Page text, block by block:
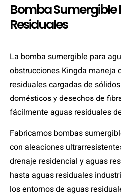
Bomba Sumergible
Residuales
La bomba sumergible para
obstrucciones Kingda maneja
residuales cargadas de
domésticos y desechos de
fácilmente aguas residuales
Fabricamos bombas
con aleaciones
drenaje residencial y aguas
hasta aguas residuales
los entornos de aguas